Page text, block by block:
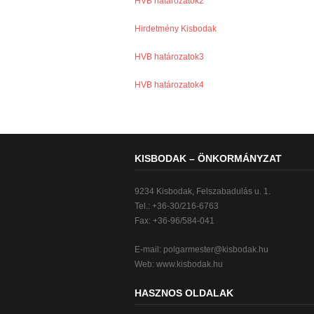
Hirdetmény Kisbodak
HVB határozatok3
HVB határozatok4
KISBODAK – ÖNKORMÁNYZAT
9234 Kisbodak, Felszabadulás u. 1.
Tel.: +36-30/216-6763
Fax: +36-96/584-041
E-mail: polgarmester@kisbodak.hu
Web: www.kisbodak.hu
HASZNOS OLDALAK